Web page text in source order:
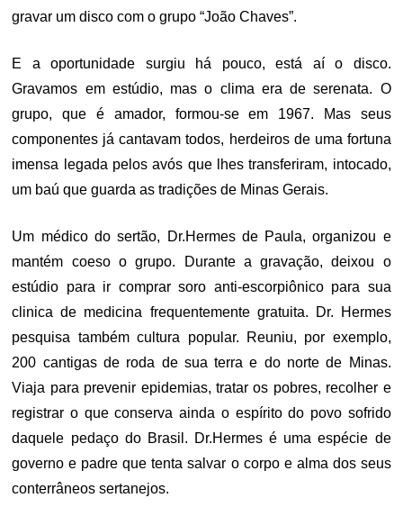
gravar um disco com o grupo “João Chaves”.
E a oportunidade surgiu há pouco, está aí o disco.
Gravamos em estúdio, mas o clima era de serenata. O
grupo, que é amador, formou-se em 1967. Mas seus
componentes já cantavam todos, herdeiros de uma fortuna
imensa legada pelos avós que lhes transferiram, intocado,
um baú que guarda as tradições de Minas Gerais.
Um médico do sertão, Dr.Hermes de Paula, organizou e
mantém coeso o grupo. Durante a gravação, deixou o
estúdio para ir comprar soro anti-escorpiônico para sua
clinica de medicina frequentemente gratuita. Dr. Hermes
pesquisa também cultura popular. Reuniu, por exemplo,
200 cantigas de roda de sua terra e do norte de Minas.
Viaja para prevenir epidemias, tratar os pobres, recolher e
registrar o que conserva ainda o espírito do povo sofrido
daquele pedaço do Brasil. Dr.Hermes é uma espécie de
governo e padre que tenta salvar o corpo e alma dos seus
conterrâneos sertanejos.